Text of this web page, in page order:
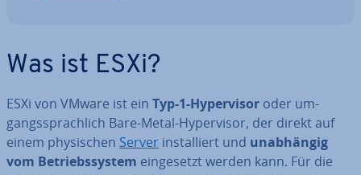
Was ist ESXi?
ESXi von VMware ist ein Typ-1-Hy­per­vi­sor oder um­
gangs­sprach­lich Bare-Metal-Hy­per­vi­sor, der direkt auf
einem phy­si­schen Server in­stal­liert und un­ab­hän­gig
vom Be­triebs­sys­tem ein­ge­setzt werden kann. Für die